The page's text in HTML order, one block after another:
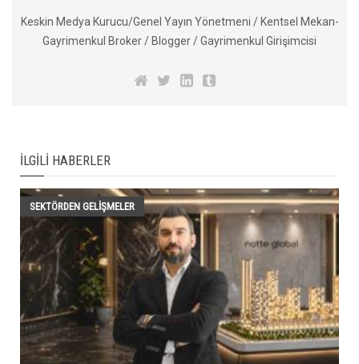
Keskin Medya Kurucu/Genel Yayın Yönetmeni / Kentsel Mekan-
Gayrimenkul Broker / Blogger / Gayrimenkul Girişimcisi
İLGILI HABERLER
SEKTÖRDEN GELIŞMELER